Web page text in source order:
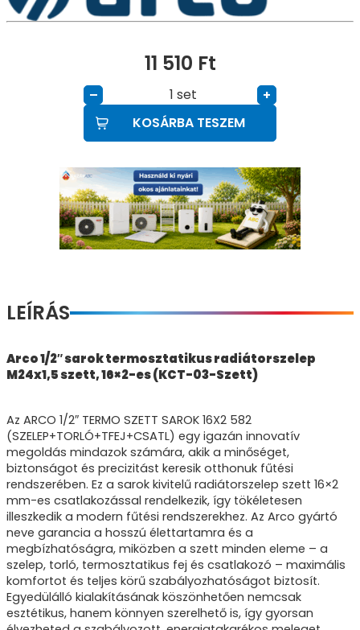
11 510 Ft
– set
+
KOSÁRBA TESZEM
LEÍRÁS
Arco 1/2″ sarok termosztatikus radiátorszelep
M24x1,5 szett, 16×2-es (KCT-03-Szett)
Az ARCO 1/2″ TERMO SZETT SAROK 16X2 582
(SZELEP+TORLÓ+TFEJ+CSATL) egy igazán innovatív
megoldás mindazok számára, akik a minőséget,
biztonságot és precizitást keresik otthonuk fűtési
rendszerében. Ez a sarok kivitelű radiátorszelep szett 16×2
mm-es csatlakozással rendelkezik, így tökéletesen
illeszkedik a modern fűtési rendszerekhez. Az Arco gyártó
neve garancia a hosszú élettartamra és a
megbízhatóságra, miközben a szett minden eleme – a
szelep, torló, termosztatikus fej és csatlakozó – maximális
komfortot és teljes körű szabályozhatóságot biztosít.
Egyedülálló kialakításának köszönhetően nemcsak
esztétikus, hanem könnyen szerelhető is, így gyorsan